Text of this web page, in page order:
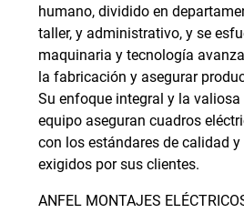
humano, dividido en
taller, y administrativo, y se
maquinaria y tecnología
la fabricación y asegurar
Su enfoque integral y la
equipo aseguran cuadros
con los estándares de calidad
exigidos por sus clientes.
ANFEL MONTAJES